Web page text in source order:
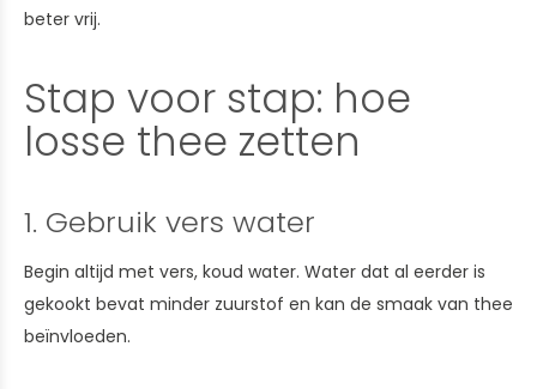
beter vrij.
Stap voor stap: hoe
losse thee zetten
1. Gebruik vers water
Begin altijd met vers, koud water. Water dat al eerder is
gekookt bevat minder zuurstof en kan de smaak van thee
beïnvloeden.